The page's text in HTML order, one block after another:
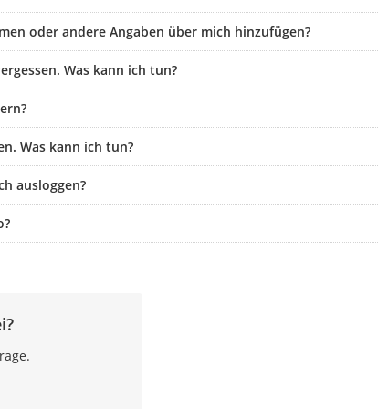
oder andere Angaben über mich hinzufügen?
Was kann ich tun?
Was kann ich tun?
ausloggen?